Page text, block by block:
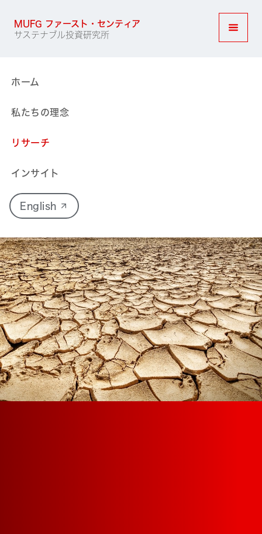
MUFG ファースト・センティア
サステナブル投資研究所 ナビゲ
ホーム
私たちの理念
リサーチ
インサイト
English